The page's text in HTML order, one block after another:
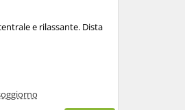
e rilassante. Dista